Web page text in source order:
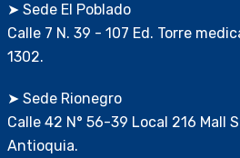
➤ Sede El Poblado
Calle 7 N. 39 - 107 Ed. Torre
1302.
➤ Sede Rionegro
Calle 42 N° 56-39 Local 216 Mall
Antioquia.